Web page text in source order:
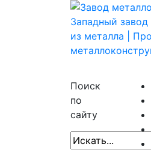
Поиск
по
сайту